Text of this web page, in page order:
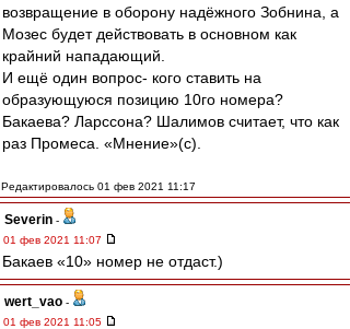
возвращение в оборону надёжного Зобнина, а
Мозес будет действовать в основном как
крайний нападающий.
И ещё один вопрос- кого ставить на
образующуюся позицию 10го номера?
Бакаева? Ларссона? Шалимов считает, что как
раз Промеса. «Мнение»(с).
Редактировалось 01 фев 2021 11:17
Severin -
01 фев 2021 11:07
Бакаев «10» номер не отдаст.)
wert_vao -
01 фев 2021 11:05